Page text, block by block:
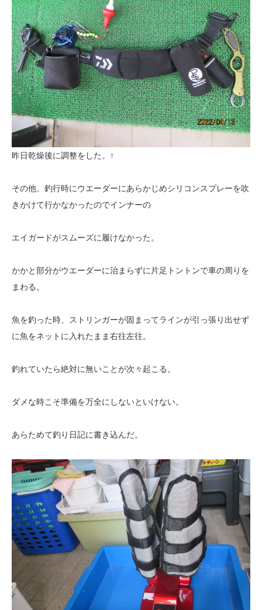
昨日乾燥後に調整をした。↑
その他、釣行時にウエーダーにあらかじめシリコンスプレーを吹
きかけて行かなかったのでインナーの
エイガードがスムーズに履けなかった。
かかと部分がウエーダーに治まらずに片足トントンで車の周りを
まわる。
魚を釣った時、ストリンガーが固まってラインが引っ張り出せず
に魚をネットに入れたまま右往左往。
釣れていたら絶対に無いことが次々起こる。
ダメな時こそ準備を万全にしないといけない。
あらためて釣り日記に書き込んだ。